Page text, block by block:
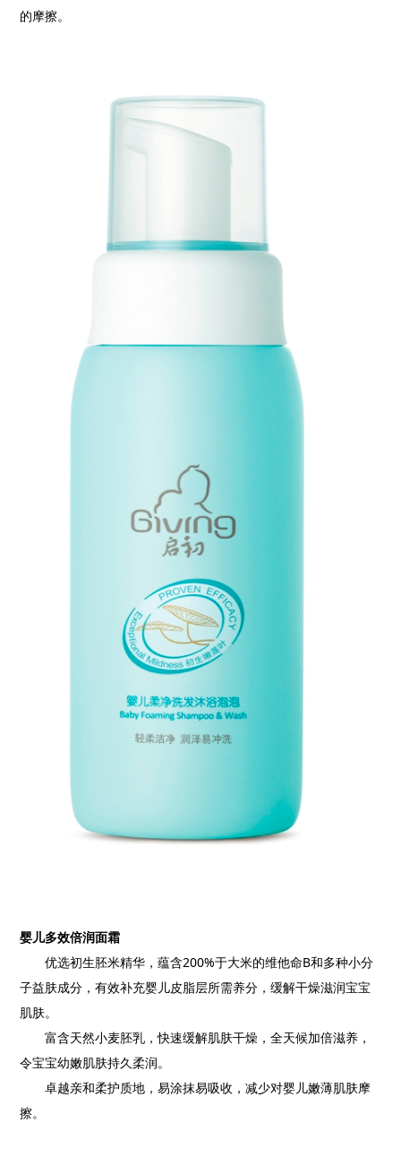
的摩擦。
婴儿多效倍润面霜
优选初生胚米精华，蕴含200%于大米的维他命B和多种小分
子益肤成分，有效补充婴儿皮脂层所需养分，缓解干燥滋润宝宝
肌肤。
富含天然小麦胚乳，快速缓解肌肤干燥，全天候加倍滋养，
令宝宝幼嫩肌肤持久柔润。
卓越亲和柔护质地，易涂抹易吸收，减少对婴儿嫩薄肌肤摩
擦。